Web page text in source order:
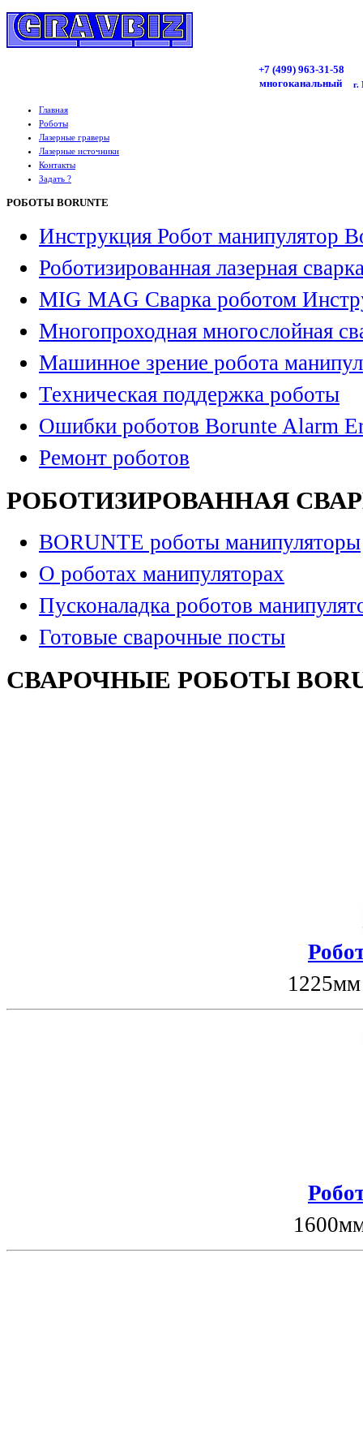
+7 (499) 963-31-58
многоканальный
г.
Главная
Роботы
Лазерные граверы
Лазерные источники
Контакты
Задать ?
РОБОТЫ BORUNTE
Инструкция Робот манипулятор
Роботизированная лазерная
MIG MAG Сварка роботом
Многопроходная многослойная
Машинное зрение робота
Техническая поддержка роботы
Ошибки роботов Borunte Alarm
Ремонт роботов
РОБОТИЗИРОВАННАЯ
BORUNTE роботы манипуляторы
О роботах манипуляторах
Пусконаладка роботов
Готовые сварочные посты
СВАРОЧНЫЕ РОБОТЫ